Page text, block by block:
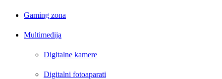
Gaming zona
Multimedija
Digitalne kamere
Digitalni fotoaparati